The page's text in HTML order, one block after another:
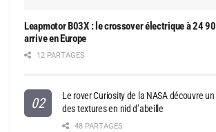
Leapmotor B03X : le crossover électrique à 24
arrive en Europe
12 PARTAGES
Le rover Curiosity de la NASA découvre
des textures en nid d’abeille
48 PARTAGES